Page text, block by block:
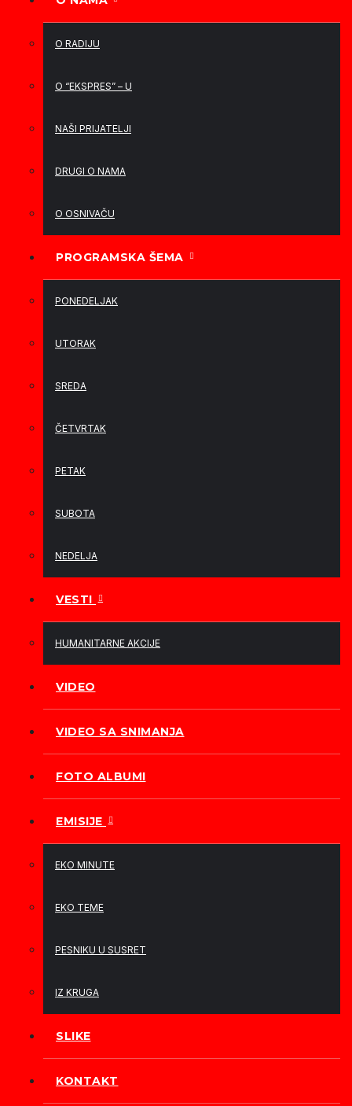
O RADIJU
O “EKSPRES” – U
NAŠI PRIJATELJI
DRUGI O NAMA
O OSNIVAČU
PROGRAMSKA ŠEMA
PONEDELJAK
UTORAK
SREDA
ČETVRTAK
PETAK
SUBOTA
NEDELJA
VESTI
HUMANITARNE AKCIJE
VIDEO
VIDEO SA SNIMANJA
FOTO ALBUMI
EMISIJE
EKO MINUTE
EKO TEME
PESNIKU U SUSRET
IZ KRUGA
SLIKE
KONTAKT